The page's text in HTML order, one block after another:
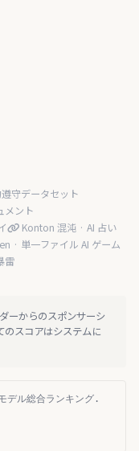
守データセット
メント
Konton 混沌 · AI 占い
· 単一ファイル AI ゲーム
雷
ーからのスポンサーシ
のスコアはシステムに
ル総合ランキング.